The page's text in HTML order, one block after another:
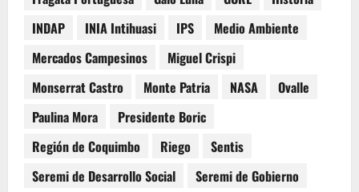
INDAP
INIA Intihuasi IPS
Medio Ambiente
Mercados Campesinos
Miguel Crispi
Monserrat Castro
Monte Patria NASA
Ovalle
Paulina Mora
Presidente Boric
Región de Coquimbo
Riego
Sentis
Seremi de Desarrollo Social
Seremi de Gobierno